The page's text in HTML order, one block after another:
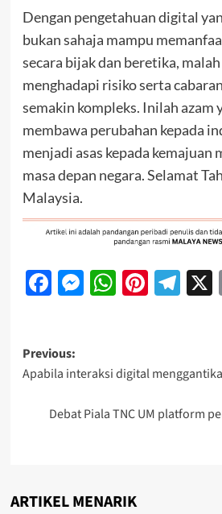
Dengan pengetahuan digital
bukan sahaja mampu
secara bijak dan beretika,
menghadapi risiko serta
semakin kompleks. Inilah azam
membawa perubahan kepada
menjadi asas kepada kemajuan
masa depan negara. Selamat
Malaysia.
Facebook
Messenger
Previous:
Apabila interaksi digital
Debat Piala TNC UM platform
ARTIKEL MENARIK